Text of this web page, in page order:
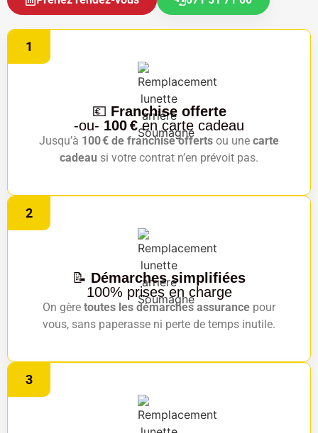
1
💶 Franchise offerte
-ou- 100 €en carte cadeau
Jusqu’à 100 € de franchise offerts ou une carte
cadeau si votre contrat n’en prévoit pas.
2
📝 Démarches simplifiées
100% prises en charge
On gère toutes les démarches assurance pour
vous, sans paperasse ni perte de temps inutile.
3